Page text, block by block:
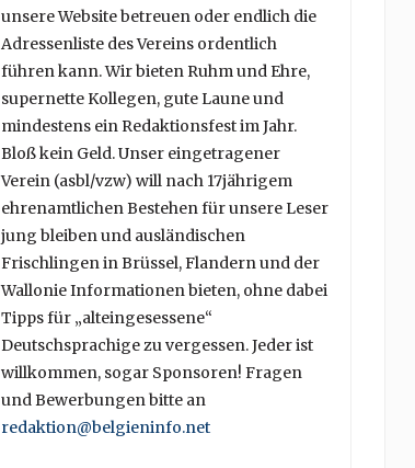
unsere Website betreuen oder endlich die
Adressenliste des Vereins ordentlich
führen kann. Wir bieten Ruhm und Ehre,
supernette Kollegen, gute Laune und
mindestens ein Redaktionsfest im Jahr.
Bloß kein Geld. Unser eingetragener
Verein (asbl/vzw) will nach 17jährigem
ehrenamtlichen Bestehen für unsere Leser
jung bleiben und ausländischen
Frischlingen in Brüssel, Flandern und der
Wallonie Informationen bieten, ohne dabei
Tipps für „alteingesessene“
Deutschsprachige zu vergessen. Jeder ist
willkommen, sogar Sponsoren! Fragen
und Bewerbungen bitte an
redaktion@belgieninfo.net